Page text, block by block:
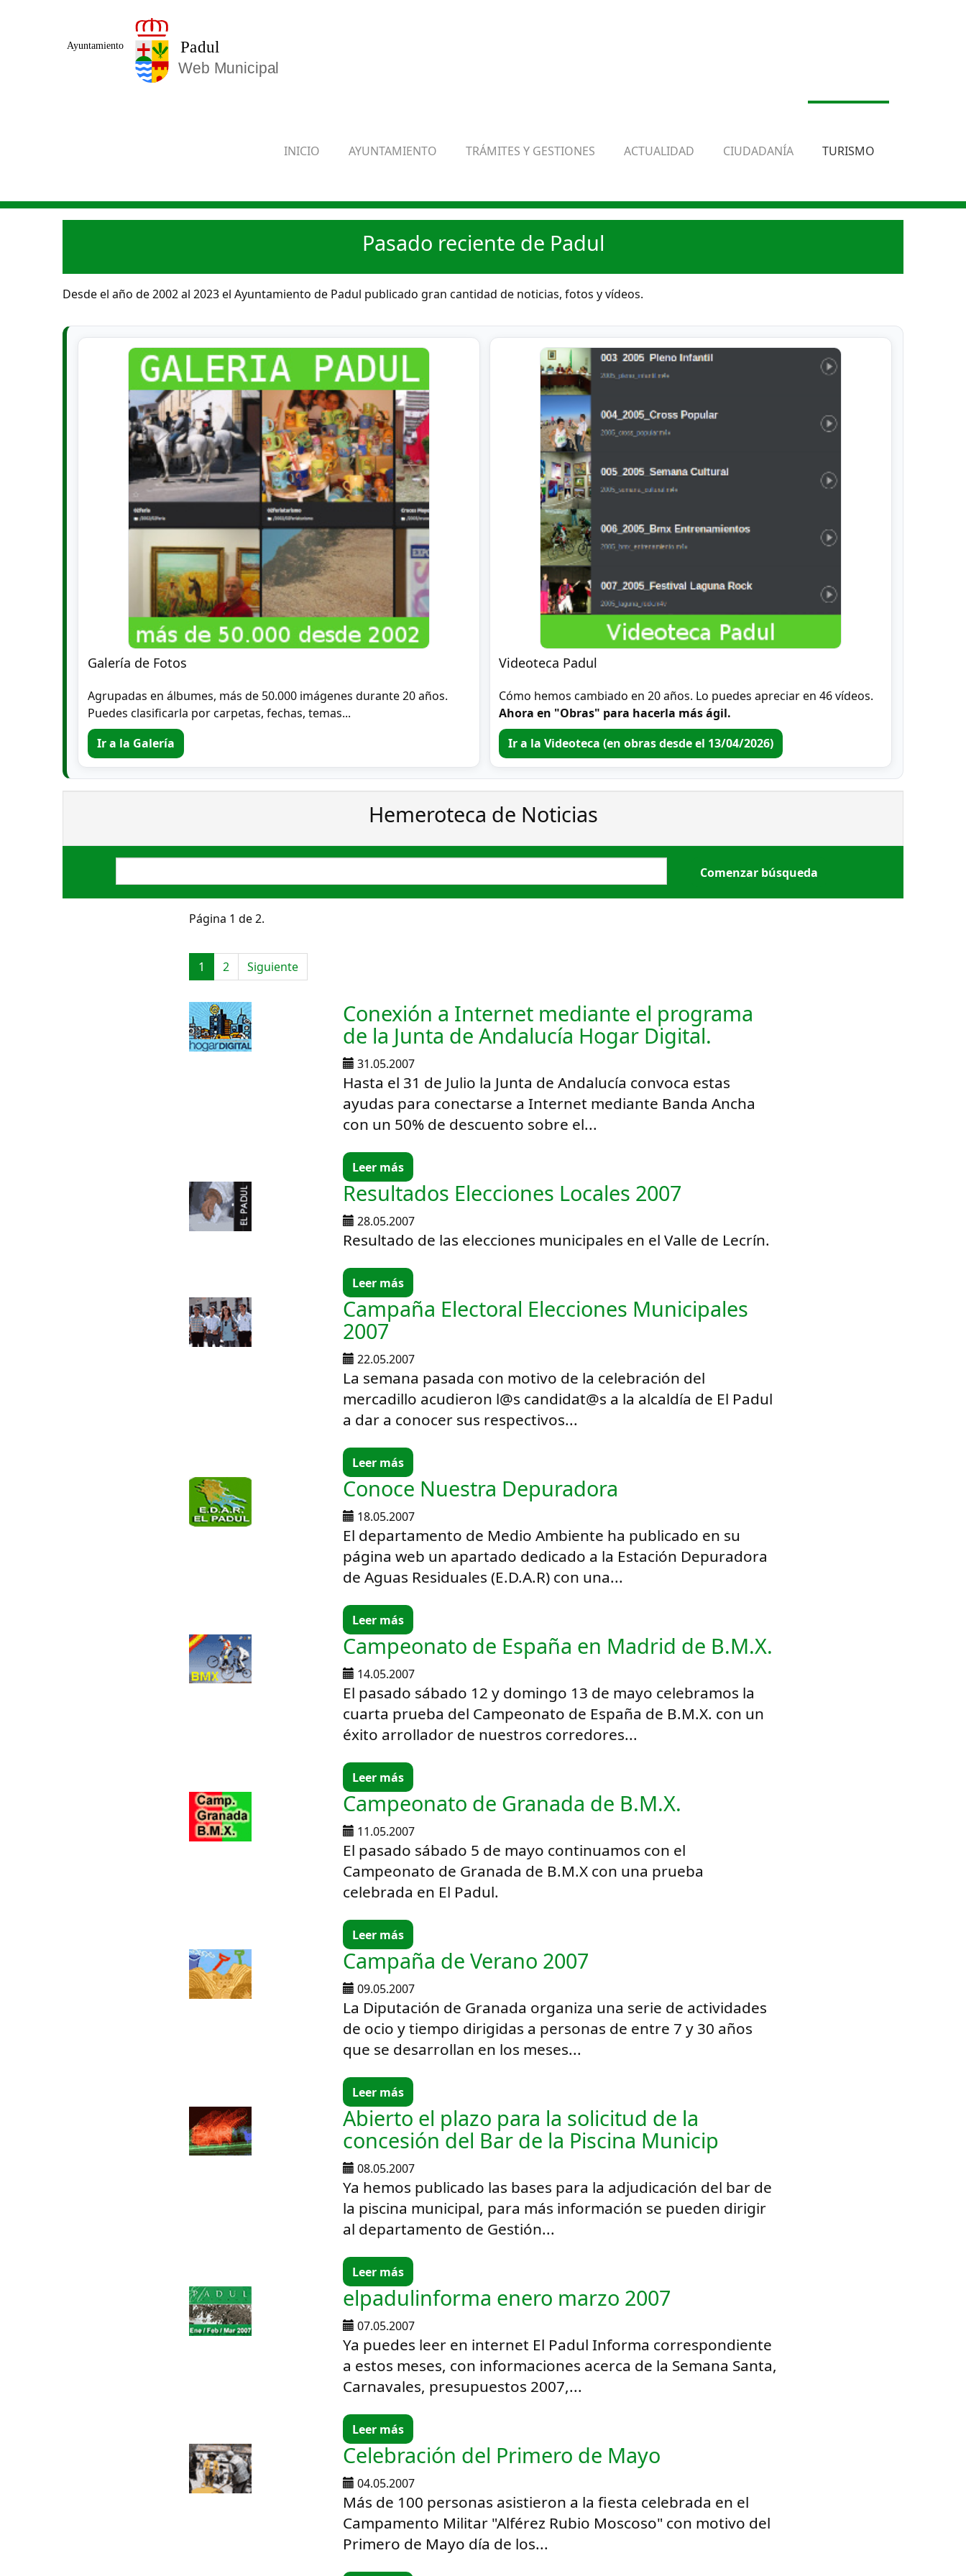
INICIO AYUNTAMIENTO TRÁMITES Y GESTIONES ACTUALIDAD CIUDADANÍA TURISMO
Pasado reciente de Padul
Desde el año de 2002 al 2023 el Ayuntamiento de Padul publicado gran cantidad de noticias, fotos y vídeos.
Galería de Fotos
Agrupadas en álbumes, más de 50.000 imágenes durante 20 años.
Puedes clasificarla por carpetas, fechas, temas...
Ir a la Galería
Videoteca Padul
Cómo hemos cambiado en 20 años. Lo puedes apreciar en 46 vídeos.
Ahora en "Obras" para hacerla más ágil.
Ir a la Videoteca (en obras desde el 13/04/2026)
Hemeroteca de Noticias
Página 1 de 2.
1 2 Siguiente
Conexión a Internet mediante el programa
de la Junta de Andalucía Hogar Digital.
31.05.2007
Hasta el 31 de Julio la Junta de Andalucía convoca estas
ayudas para conectarse a Internet mediante Banda Ancha
con un 50% de descuento sobre el...
Leer más
Resultados Elecciones Locales 2007
28.05.2007
Resultado de las elecciones municipales en el Valle de Lecrín.
Leer más
Campaña Electoral Elecciones Municipales
2007
22.05.2007
La semana pasada con motivo de la celebración del
mercadillo acudieron l@s candidat@s a la alcaldía de El Padul
a dar a conocer sus respectivos...
Leer más
Conoce Nuestra Depuradora
18.05.2007
El departamento de Medio Ambiente ha publicado en su
página web un apartado dedicado a la Estación Depuradora
de Aguas Residuales (E.D.A.R) con una...
Leer más
Campeonato de España en Madrid de B.M.X.
14.05.2007
El pasado sábado 12 y domingo 13 de mayo celebramos la
cuarta prueba del Campeonato de España de B.M.X. con un
éxito arrollador de nuestros corredores...
Leer más
Campeonato de Granada de B.M.X.
11.05.2007
El pasado sábado 5 de mayo continuamos con el
Campeonato de Granada de B.M.X con una prueba
celebrada en El Padul.
Leer más
Campaña de Verano 2007
09.05.2007
La Diputación de Granada organiza una serie de actividades
de ocio y tiempo dirigidas a personas de entre 7 y 30 años
que se desarrollan en los meses...
Leer más
Abierto el plazo para la solicitud de la
concesión del Bar de la Piscina Municip
08.05.2007
Ya hemos publicado las bases para la adjudicación del bar de
la piscina municipal, para más información se pueden dirigir
al departamento de Gestión...
Leer más
elpadulinforma enero marzo 2007
07.05.2007
Ya puedes leer en internet El Padul Informa correspondiente
a estos meses, con informaciones acerca de la Semana Santa,
Carnavales, presupuestos 2007,...
Leer más
Celebración del Primero de Mayo
04.05.2007
Más de 100 personas asistieron a la fiesta celebrada en el
Campamento Militar "Alférez Rubio Moscoso" con motivo del
Primero de Mayo día de los...